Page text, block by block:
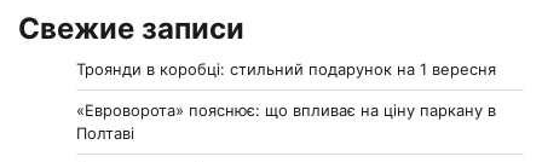
Свежие записи
Троянди в коробці: стильний подарунок на 1 вересня
«Евроворота» пояснює: що впливає на ціну паркану в
Полтаві